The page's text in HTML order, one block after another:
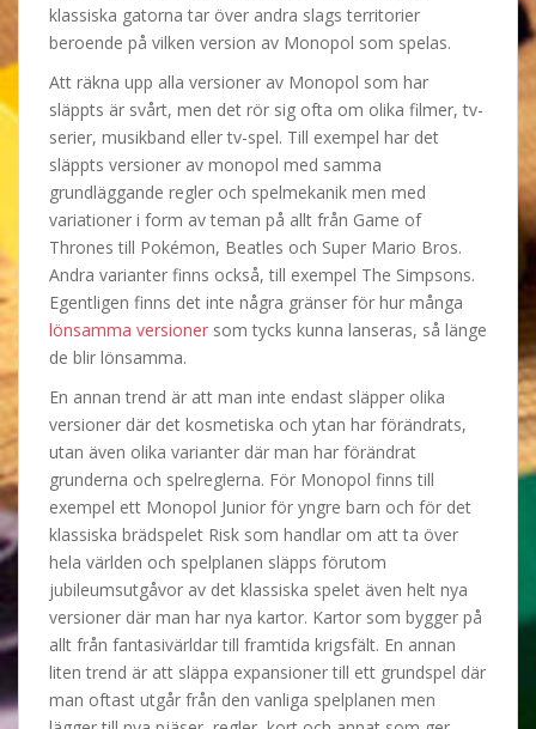
klassiska gatorna tar över andra slags territorier
beroende på vilken version av Monopol som spelas.
Att räkna upp alla versioner av Monopol som har
släppts är svårt, men det rör sig ofta om olika filmer, tv-
serier, musikband eller tv-spel. Till exempel har det
släppts versioner av monopol med samma
grundläggande regler och spelmekanik men med
variationer i form av teman på allt från Game of
Thrones till Pokémon, Beatles och Super Mario Bros.
Andra varianter finns också, till exempel The Simpsons.
Egentligen finns det inte några gränser för hur många
lönsamma versioner som tycks kunna lanseras, så länge
de blir lönsamma.
En annan trend är att man inte endast släpper olika
versioner där det kosmetiska och ytan har förändrats,
utan även olika varianter där man har förändrat
grunderna och spelreglerna. För Monopol finns till
exempel ett Monopol Junior för yngre barn och för det
klassiska brädspelet Risk som handlar om att ta över
hela världen och spelplanen släpps förutom
jubileumsutgåvor av det klassiska spelet även helt nya
versioner där man har nya kartor. Kartor som bygger på
allt från fantasivärldar till framtida krigsfält. En annan
liten trend är att släppa expansioner till ett grundspel där
man oftast utgår från den vanliga spelplanen men